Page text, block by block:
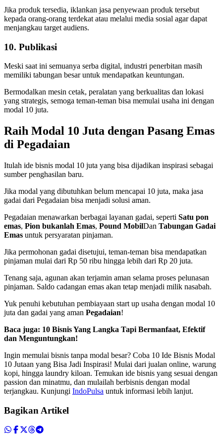
Jika produk tersedia, iklankan jasa penyewaan produk tersebut
kepada orang-orang terdekat atau melalui media sosial agar dapat
menjangkau target audiens.
10. Publikasi
Meski saat ini semuanya serba digital, industri penerbitan masih
memiliki tabungan besar untuk mendapatkan keuntungan.
Bermodalkan mesin cetak, peralatan yang berkualitas dan lokasi
yang strategis, semoga teman-teman bisa memulai usaha ini dengan
modal 10 juta.
Raih Modal 10 Juta dengan Pasang Emas
di Pegadaian
Itulah ide bisnis modal 10 juta yang bisa dijadikan inspirasi sebagai
sumber penghasilan baru.
Jika modal yang dibutuhkan belum mencapai 10 juta, maka jasa
gadai dari Pegadaian bisa menjadi solusi aman.
Pegadaian menawarkan berbagai layanan gadai, seperti Satu pon
emas, Pion bukanlah Emas, Pound MobilDan Tabungan Gadai
Emas untuk persyaratan pinjaman.
Jika permohonan gadai disetujui, teman-teman bisa mendapatkan
pinjaman mulai dari Rp 50 ribu hingga lebih dari Rp 20 juta.
Tenang saja, agunan akan terjamin aman selama proses pelunasan
pinjaman. Saldo cadangan emas akan tetap menjadi milik nasabah.
Yuk penuhi kebutuhan pembiayaan start up usaha dengan modal 10
juta dan gadai yang aman Pegadaian!
Baca juga: 10 Bisnis Yang Langka Tapi Bermanfaat, Efektif
dan Menguntungkan!
Ingin memulai bisnis tanpa modal besar? Coba 10 Ide Bisnis Modal
10 Jutaan yang Bisa Jadi Inspirasi! Mulai dari jualan online, warung
kopi, hingga laundry kiloan. Temukan ide bisnis yang sesuai dengan
passion dan minatmu, dan mulailah berbisnis dengan modal
terjangkau. Kunjungi IndoPulsa untuk informasi lebih lanjut.
Bagikan Artikel